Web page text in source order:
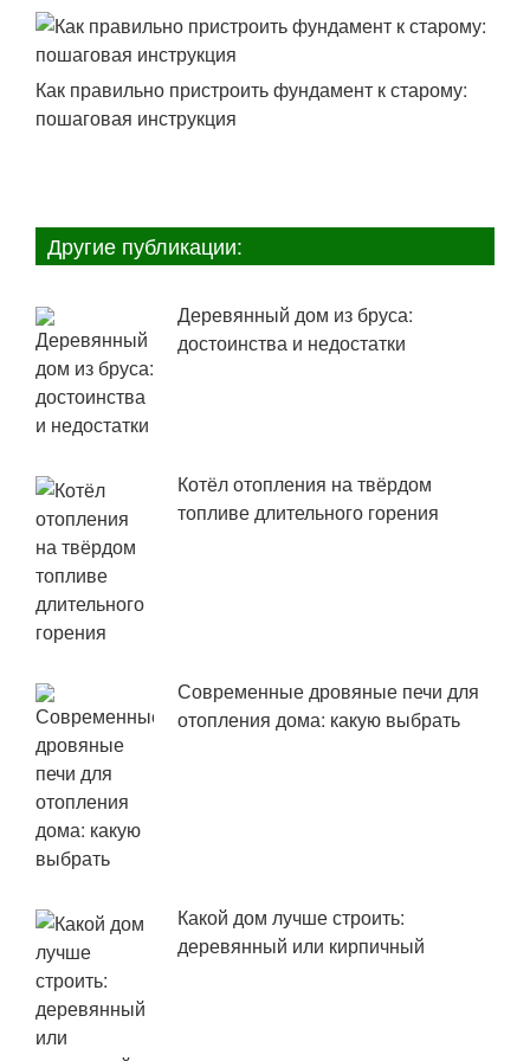
Как правильно пристроить фундамент к старому:
пошаговая инструкция
Другие публикации:
Деревянный дом из бруса:
достоинства и недостатки
Котёл отопления на твёрдом
топливе длительного горения
Современные дровяные печи для
отопления дома: какую выбрать
Какой дом лучше строить:
деревянный или кирпичный